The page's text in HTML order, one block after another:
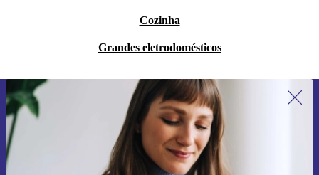
Cozinha
Grandes eletrodomésticos
Subscreve a nossa newsletter pela
primeira vez e poupa 15€!
Não percas mais nenhuma oferta.